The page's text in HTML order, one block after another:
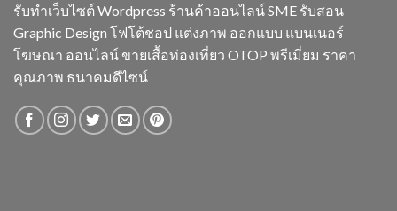
รับทำเว็บไซต์ Wordpress ร้านค้าออนไลน์ SME รับสอน
Graphic Design โฟโต้ชอป แต่งภาพ ออกแบบ แบนเนอร์
โฆษณา ออนไลน์ ขายเสื้อท่องเที่ยว OTOP พรีเมี่ยม ราคา
คุณภาพ ธนาคมดีไซน์